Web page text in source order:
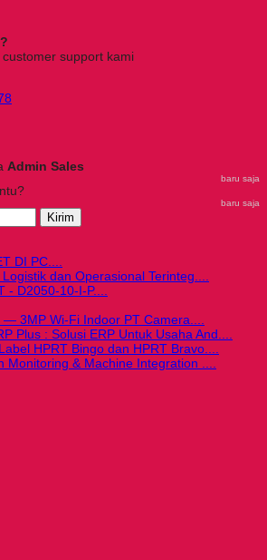
support kami
Admin Sales
baru saja
baru saja
Kirim
DI PC....
dan Operasional Terinteg....
- D2050-10-I-P....
— 3MP Wi-Fi Indoor PT Camera....
Plus : Solusi ERP Untuk Usaha And....
HPRT Bingo dan HPRT Bravo....
Monitoring & Machine Integration ....